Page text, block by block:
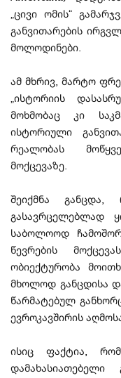
„ცივი ომის“
განვითარების
მოლოდინები.
ამ მხრივ, მარტო
„ისტორიის
მოხმობაც კი
ისტორიული
რეალობას
მოქცევაზე.
შეიქმნა
გასავრცელებლად
საბოლოოდ
წევრების
ობიექტურობა
მხოლოდ განცდისა
წარმატებულ
ევროკავშირის
ისიც ფაქტია,